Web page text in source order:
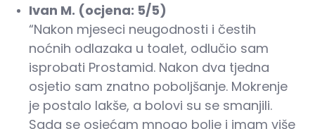
Ivan M. (ocjena: 5/5)
“Nakon mjeseci neugodnosti i čestih
noćnih odlazaka u toalet, odlučio sam
isprobati Prostamid. Nakon dva tjedna
osjetio sam znatno poboljšanje. Mokrenje
je postalo lakše, a bolovi su se smanjili.
Sada se osjećam mnogo bolje i imam više